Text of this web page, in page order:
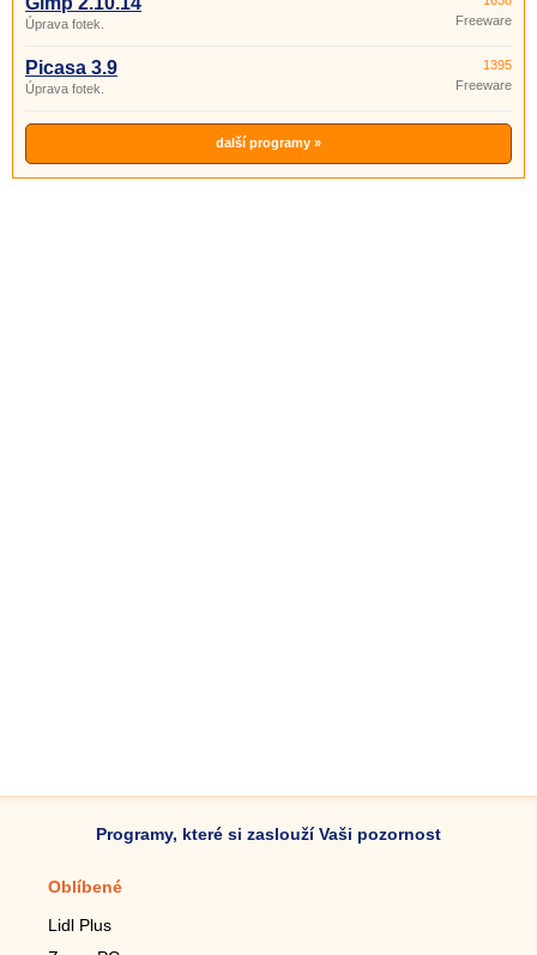
Úprava fotek.
Freeware
Picasa 3.9
Úprava fotek.
1395
Freeware
další programy »
Programy, které si zaslouží Vaši pozornost
Oblíbené
Lidl Plus